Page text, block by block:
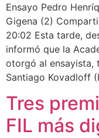
Ensayo Pedro
Gigena (2)
20:02 Esta tarde,
informó que la
otorgó al ensayista,
Santiago Kovadloff
Tres
FIL más